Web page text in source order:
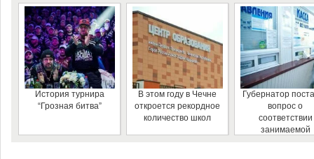
История турнира
“Грозная битва”
В этом году в Чечне
откроется рекордное
количество школ
Губернатор
вопрос о
соответствии
занимаемой